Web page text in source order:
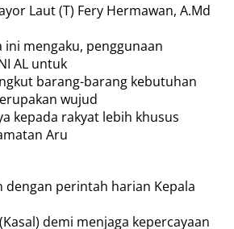
Laut (T) Fery Hermawan, A.Md
mengaku, penggunaan
AL untuk
barang-barang kebutuhan
wujud
kepada rakyat lebih khusus
Aru
dengan perintah harian Kepala
demi menjaga kepercayaan